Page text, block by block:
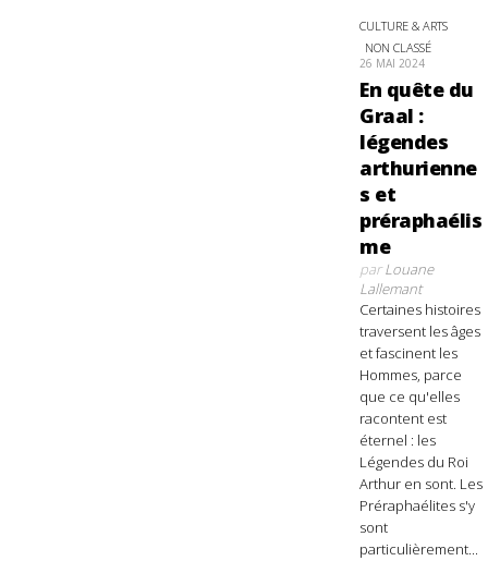
CULTURE & ARTS
NON CLASSÉ
26 MAI 2024
En quête du
Graal :
légendes
arthurienne
s et
préraphaélis
me
parLouane
Lallemant
Certaines histoires
traversent les âges
et fascinent les
Hommes, parce
que ce qu'elles
racontent est
éternel : les
Légendes du Roi
Arthur en sont. Les
Préraphaélites s'y
sont
particulièrement...